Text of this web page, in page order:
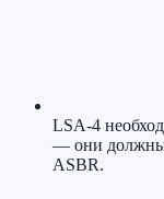
LSA-4
— они должны
ASBR.